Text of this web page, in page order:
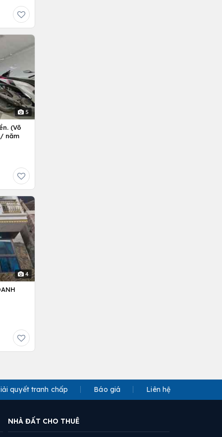
5
(Võ
năm
4
quyết tranh chấp Báo giá Liên hệ
NHÀ ĐẤT CHO THUÊ